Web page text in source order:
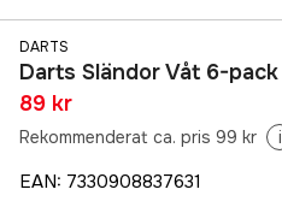
DARTS
Darts Sländor Våt 6-pack
89 kr
Rekommenderat ca. pris 99 kr i
EAN: 7330908837631